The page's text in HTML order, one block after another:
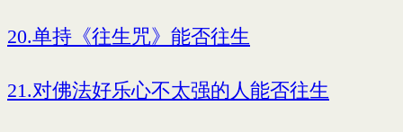
20.单持《往生咒》能否往生
21.对佛法好乐心不太强的人能否往生